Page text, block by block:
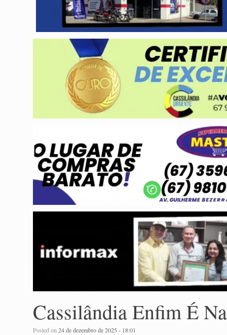
Cassilândia Enfim É
Posted on24 de dezembro de 2025 - 18:01